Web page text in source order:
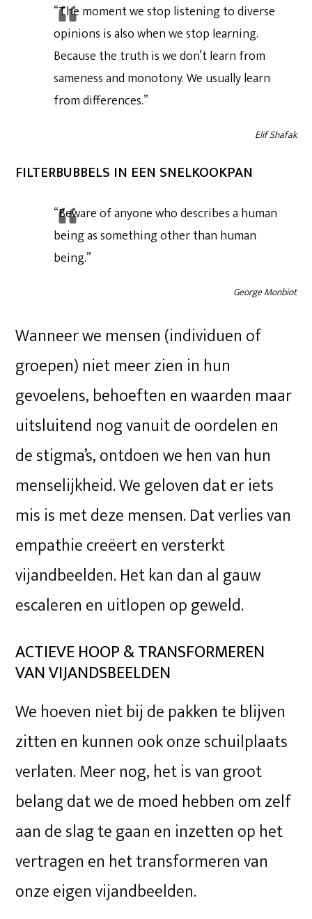
“The moment we stop listening to diverse
opinions is also when we stop learning.
Because the truth is we don’t learn from
sameness and monotony. We usually learn
from differences.”
Elif Shafak
FILTERBUBBELS IN EEN SNELKOOKPAN
“Beware of anyone who describes a human
being as something other than human
being.”
George Monbiot
Wanneer we mensen (individuen of
groepen) niet meer zien in hun
gevoelens, behoeften en waarden maar
uitsluitend nog vanuit de oordelen en
de stigma’s, ontdoen we hen van hun
menselijkheid. We geloven dat er iets
mis is met deze mensen. Dat verlies van
empathie creëert en versterkt
vijandbeelden. Het kan dan al gauw
escaleren en uitlopen op geweld.
ACTIEVE HOOP & TRANSFORMEREN
VAN VIJANDSBEELDEN
We hoeven niet bij de pakken te blijven
zitten en kunnen ook onze schuilplaats
verlaten. Meer nog, het is van groot
belang dat we de moed hebben om zelf
aan de slag te gaan en inzetten op het
vertragen en het transformeren van
onze eigen vijandbeelden.